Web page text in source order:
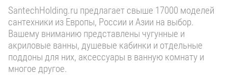
SantechHolding.ru предлагает свыше 17000 моделей
сантехники из Европы, России и Азии на выбор.
Вашему вниманию представлены чугунные и
акриловые ванны, душевые кабинки и отдельные
поддоны для них, аксессуары в ванную комнату и
многое другое.